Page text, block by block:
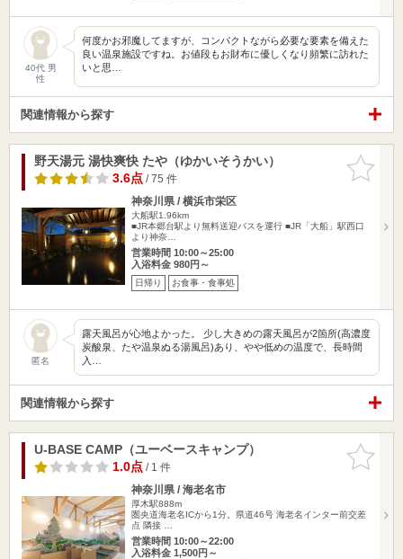
40代 男
性
何度かお邪魔してますが、コンパクトながら必要な要素を備えた
良い温泉施設ですね。お値段もお財布に優しくなり頻繁に訪れた
いと思…
関連情報から探す
お気に入
りに追加
野天湯元 湯快爽快 たや（ゆかいそうかい）
3.6点/ 75 件
神奈川県 / 横浜市栄区
大船駅1.96km
■JR本郷台駅より無料送迎バスを運行 ■JR「大船」駅西口
より神奈…
営業時間 10:00～25:00
入浴料金 980円～
日帰り お食事・食事処
匿名
露天風呂が心地よかった。 少し大きめの露天風呂が2箇所(高濃度
炭酸泉、たや温泉ぬる湯風呂)あり、やや低めの温度で、長時間
入…
関連情報から探す
お気に入
りに追加
U-BASE CAMP（ユーベースキャンプ）
1.0点/ 1 件
神奈川県 / 海老名市
厚木駅888m
圏央道海老名ICから1分。県道46号 海老名インター前交差
点 隣接 …
営業時間 10:00～22:00
入浴料金 1,500円～